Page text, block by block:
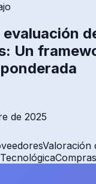
Un
de 2025
Valoración
Compras